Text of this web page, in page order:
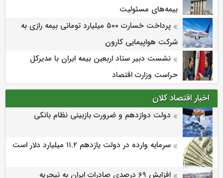
بیمه‌های مسئولیت
پرداخت خسارت ۵۰۰ میلیارد تومانی بیمه رازی به
شرکت هواپیمایی کارون
نشست دبیر ستاد اربعین بیمه ایران با مدیرکل
حراست وزارت اقتصاد
اخبار اقتصاد کلان
دولت دوازدهم و ضرورت بازبینی نظام بانکی
سرمایه وارده در دولت یازدهم ۱۱.۲ میلیارد دلار است
افزایش 69 درصدی صادرات ایران به نیجریه